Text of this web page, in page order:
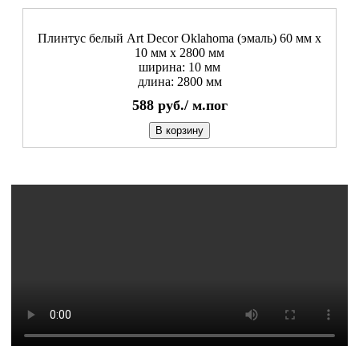
Плинтус белый Art Decor Oklahoma (эмаль) 60 мм х
10 мм х 2800 мм
ширина: 10 мм
длина: 2800 мм
588 руб./ м.пог
В корзину